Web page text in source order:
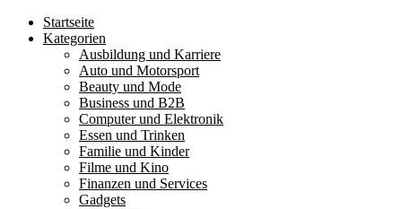
Startseite
Kategorien
Ausbildung und Karriere
Auto und Motorsport
Beauty und Mode
Business und B2B
Computer und Elektronik
Essen und Trinken
Familie und Kinder
Filme und Kino
Finanzen und Services
Gadgets